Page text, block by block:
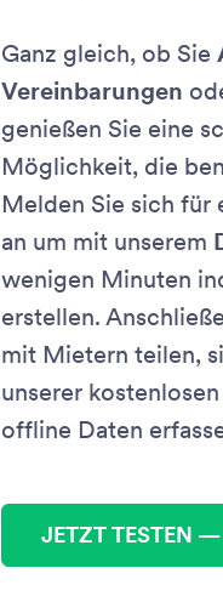
Ganz gleich, ob Sie
Vereinbarungen
genießen Sie eine
Möglichkeit, die
Melden Sie sich
an um mit unserem
wenigen Minuten
erstellen.
mit Mietern teilen,
unserer
offline Daten
JETZT TESTEN —